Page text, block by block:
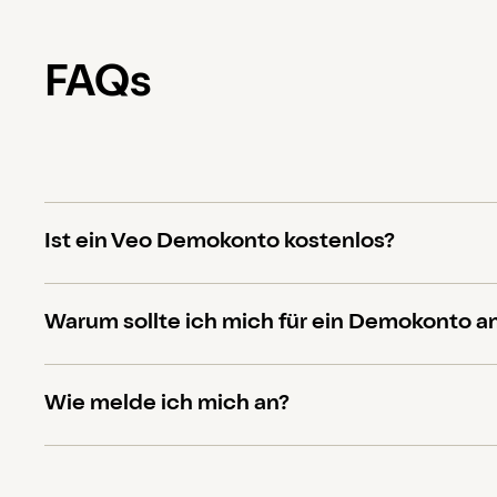
FAQs
Ist ein Veo Demokonto kostenlos?
Warum sollte ich mich für ein Demokonto
Funktionen von Veo erleben. Wir glauben, dass
Veo etwas für dich ist.
Wie melde ich mich an?